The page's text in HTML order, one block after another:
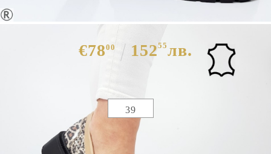
€7800 15255лв.
39
ЦВЯТ ОСНОВЕН:
ЧЕРЕН
МАТЕРИАЛ ОСНОВЕН:
ЕСТЕСТВЕНА КОЖА